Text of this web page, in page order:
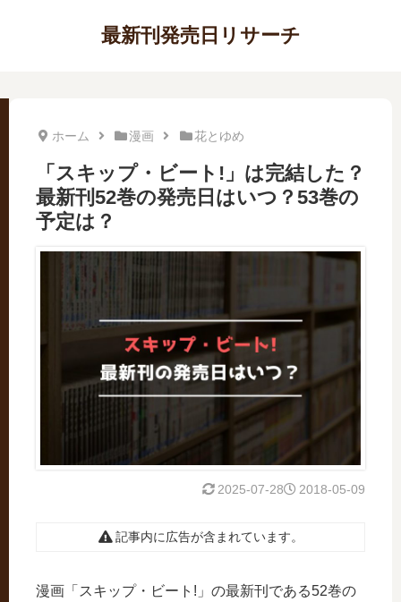
最新刊発売日リサーチ
ホーム 漫画 花とゆめ
「スキップ・ビート!」は完結した？
最新刊52巻の発売日はいつ？53巻の
予定は？
2018-05-09
2025-07-28
記事内に広告が含まれています。
漫画「スキップ・ビート!」の最新刊である52巻の